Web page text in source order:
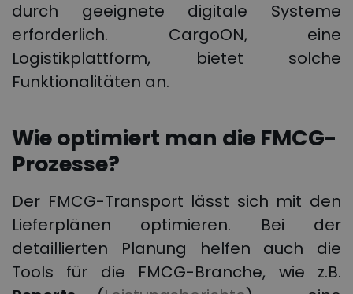
durch geeignete digitale Systeme
erforderlich. CargoON, eine
Logistikplattform, bietet solche
Funktionalitäten an.
Wie optimiert man die FMCG-
Prozesse?
Der FMCG-Transport lässt sich mit den
Lieferplänen optimieren. Bei der
detaillierten Planung helfen auch die
Tools für die FMCG-Branche, wie z.B.